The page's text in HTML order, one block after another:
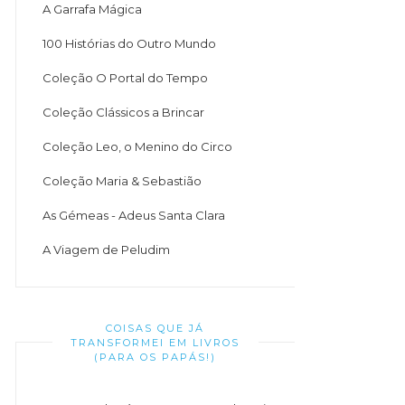
A Garrafa Mágica
100 Histórias do Outro Mundo
Coleção O Portal do Tempo
Coleção Clássicos a Brincar
Coleção Leo, o Menino do Circo
Coleção Maria & Sebastião
As Gémeas - Adeus Santa Clara
A Viagem de Peludim
COISAS QUE JÁ
TRANSFORMEI EM LIVROS
(PARA OS PAPÁS!)